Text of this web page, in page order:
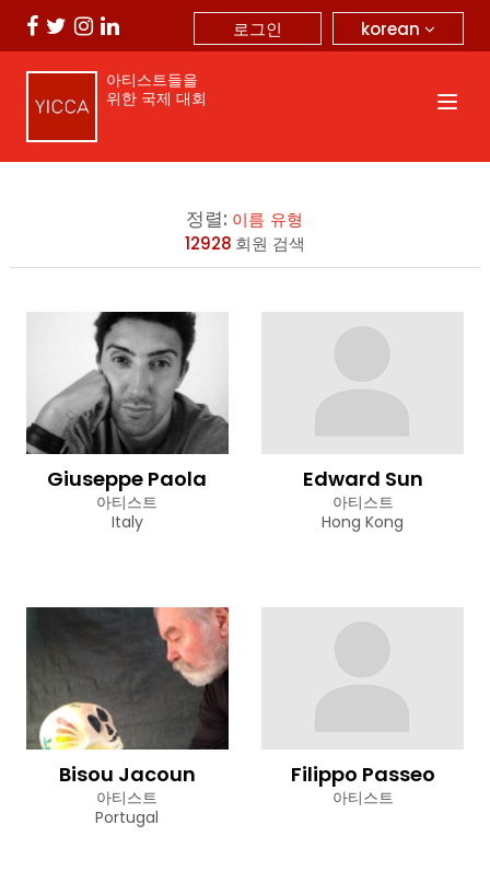
korean
로그인
아티스트들을
위한 국제 대회
정렬: 이름 유형
12928 회원 검색
Giuseppe Paola
아티스트
Italy
Edward Sun
아티스트
Hong Kong
Bisou Jacoun
아티스트
Portugal
Filippo Passeo
아티스트